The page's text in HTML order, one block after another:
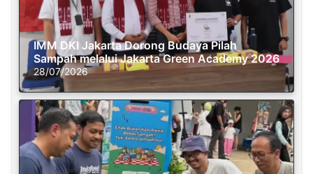
IMM DKI Jakarta Dorong Budaya Pilah
Sampah melalui Jakarta Green Academy 2026
28/07/2026